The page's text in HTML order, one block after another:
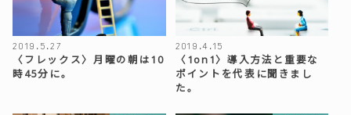
2019.5.27
〈フレックス〉月曜の朝は10
時45分に。
2019.4.15
〈1on1〉導入方法と重要な
ポイントを代表に聞きまし
た。